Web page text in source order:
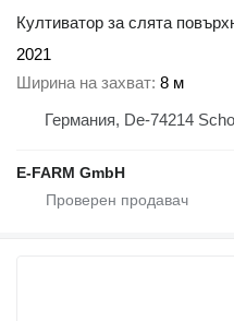
Култиватор за слята
2021
Ширина на захват 8 м
Германия, De-74214
E-FARM GmbH